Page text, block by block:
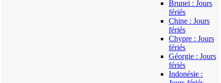
Brunei : Jours
fériés
Chine : Jours
fériés
Chypre : Jours
fériés
Géorgie : Jours
fériés
Indonésie :